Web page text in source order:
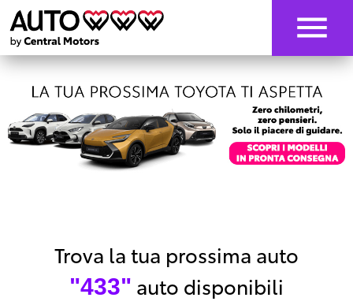
Trova la tua prossima auto
"433" auto disponibili